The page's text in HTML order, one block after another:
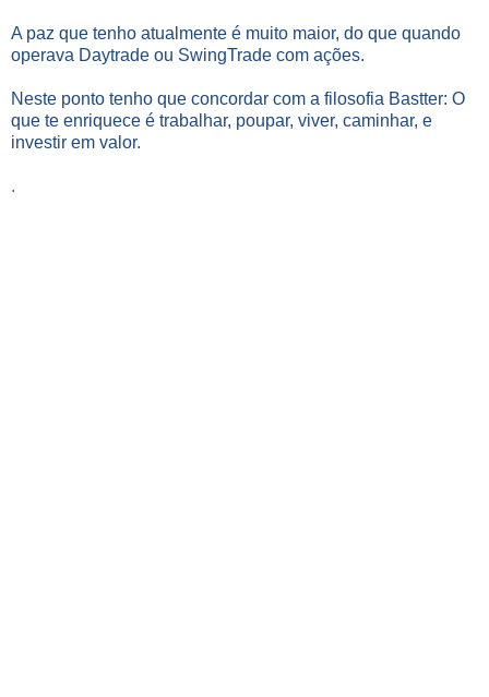
A paz que tenho atualmente é muito maior, do que quando
operava Daytrade ou SwingTrade com ações.
Neste ponto tenho que concordar com a filosofia Bastter: O
que te enriquece é trabalhar, poupar, viver, caminhar, e
investir em valor.
.